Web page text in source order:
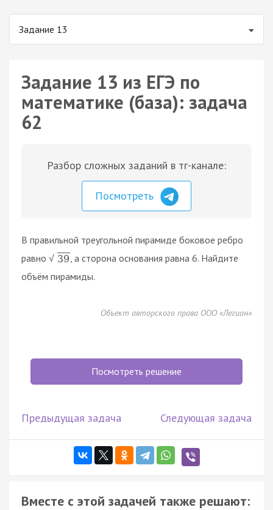
Задание 13
Задание 13 из ЕГЭ по
математике (база): задача
62
Разбор сложных заданий в тг-канале:
Посмотреть
В правильной треугольной пирамиде боковое ребро
равно √ 39 , а сторона основания равна 6. Найдите
объём пирамиды.
Объект авторского права ООО «Легион»
Посмотреть решение
Предыдущая задача Следующая задача
Вместе с этой задачей также решают: